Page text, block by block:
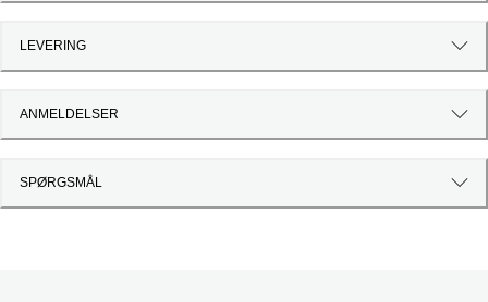
LEVERING
ANMELDELSER
SPØRGSMÅL